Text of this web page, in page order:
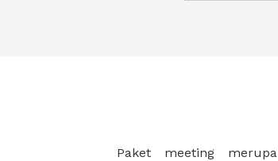
Paket meeting
malam, dan juga coffee